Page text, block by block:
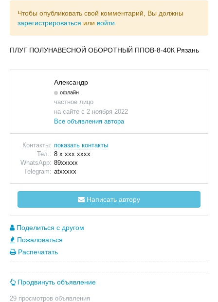
Чтобы опубликовать свой комментарий, Вы должны
зарегистрироваться или войти
ПЛУГ ПОЛУНАВЕСНОЙ ОБОРОТНЫЙ ППОВ-8-40К Рязань
Александр
офлайн
частное лицо
на сайте с 2 ноября 2022
Все объявления автора
Контакты: показать контакты
Тел.: 8 x xxx xxxx
WhatsApp: 89xxxxx
Telegram: atxxxxx
Написать автору
Поделиться с другом
Пожаловаться
Распечатать
Продвинуть объявление
29 просмотров объявления